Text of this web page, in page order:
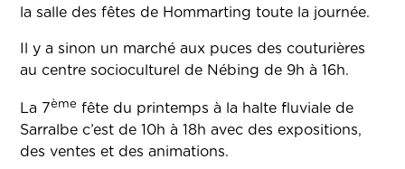
la salle des fêtes de Hommarting toute la journée.
Il y a sinon un marché aux puces des couturières
au centre socioculturel de Nébing de 9h à 16h.
La 7ème fête du printemps à la halte fluviale de
Sarralbe c’est de 10h à 18h avec des expositions,
des ventes et des animations.